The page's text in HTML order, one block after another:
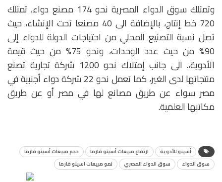
وتمتلك سوق الدواء المصرية نحو 174 مصنع دواء، تمتلك
720 خط إنتاج، بالإضافة الى 40 مصنعا تحت الإنشاء، حيث
تصل نسبة التصنيع المحلي من احتياجات الدولة للدواء إلى
90% من حيث عدد الوحدات، ونحو 75% من حيث قيمة
الأدوية،. الى جانب إمتلاك نحو 1200 شركة تجارية تصنع
منتجاتها لدى الغير، كما تعمل نحو 22 شركة دواء أجنبية في
مصر سواء عن طريق مصانع لها في مصر أو عن طريق
مكاتبها العلمية.
أسينو للأدوية ارتفاع مبيعات أسينو فارما
حجم مبيعات أسينو فارما
سوق الدواء
سوق الدواء المصري نمو مبيعات اسينو فارما